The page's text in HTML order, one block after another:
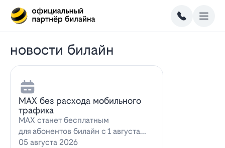
новости билайн
MAX без расхода мобильного
трафика
MAX станет бесплатным
для абонентов билайн с 1 августа
2026 года использование
05 августа 2026